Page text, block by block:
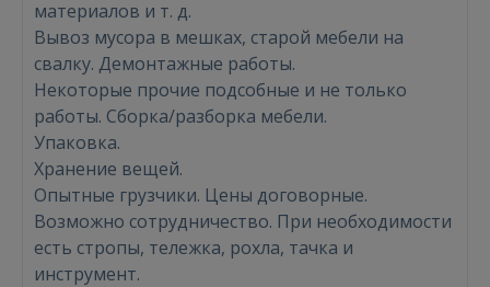
Войти
материалов и т. д.
Вывоз мусора в мешках, старой мебели на
свалку. Демонтажные работы.
Некоторые прочие подсобные и не только
работы. Сборка/разборка мебели.
Упаковка.
Хранение вещей.
Опытные грузчики. Цены договорные.
Возможно сотрудничество. При необходимости
есть стропы, тележка, рохла, тачка и
инструмент.